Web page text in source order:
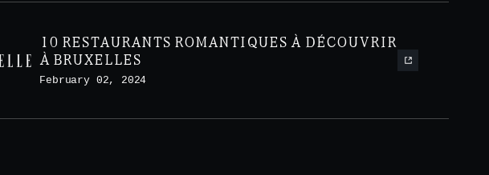
10 RESTAURANTS ROMANTIQUES À DÉCOUVRIR
À BRUXELLES
February 02, 2024